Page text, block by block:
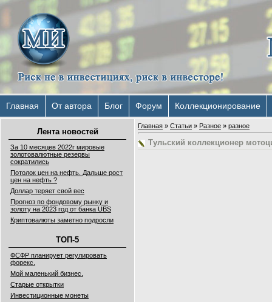
Главная От автора Блог Форум Коллекционирование
Лента новостей
За 10 месяцев 2022г мировые
золотовалютные резервы
сократились
Потолок цен на нефть. Дальше рост
цен на нефть ?
Доллар теряет свой вес
Прогноз по фондовому рынку и
золоту на 2023 год от банка UBS
Криптовалюты заметно подросли
ТОП-5
ФСФР планирует регулировать
форекс.
Мой маленький бизнес.
Старые открытки
Инвестиционные монеты
Главная » Статьи » Разное » разное
Тульский коллекционер